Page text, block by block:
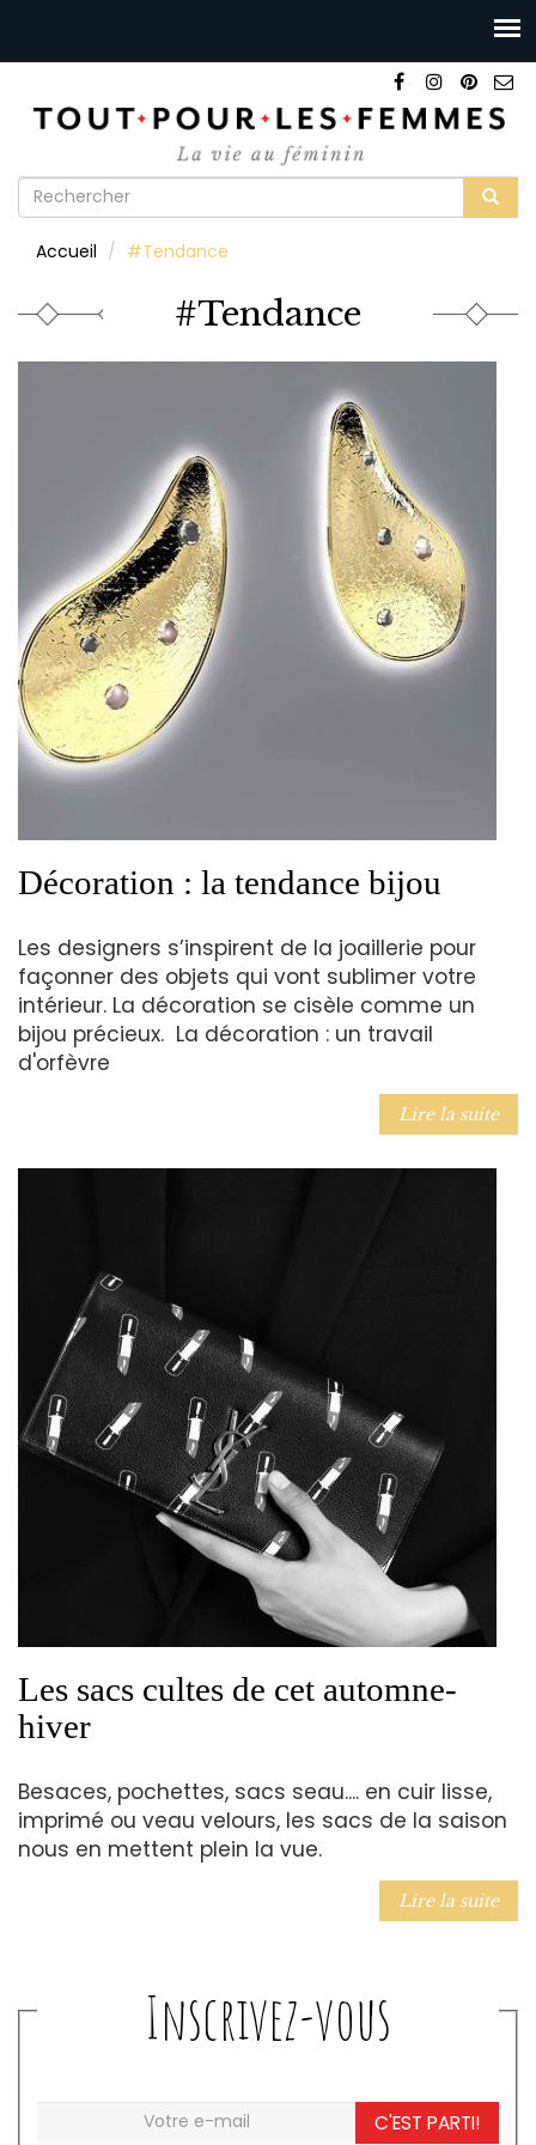
Formulaire
recherche
Accueil #Tendance
#Tendance
Décoration : la tendance bijou
Les designers s’inspirent de la joaillerie pour
façonner des objets qui vont sublimer votre
intérieur. La décoration se cisèle comme un
bijou précieux. La décoration : un travail
d'orfèvre
Lire la suite
Les sacs cultes de cet automne-
hiver
Besaces, pochettes, sacs seau.... en cuir lisse,
imprimé ou veau velours, les sacs de la saison
nous en mettent plein la vue.
Lire la suite
Inscrivez-vous
C'EST PARTI!